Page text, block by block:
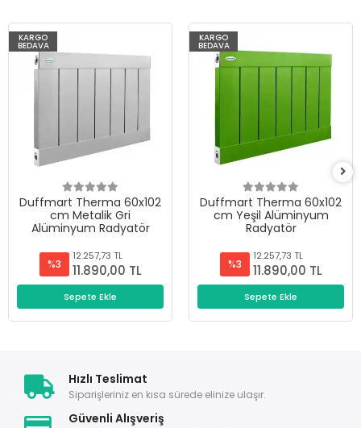
KARGO
BEDAVA
Duffmart Therma 60x102
cm Metalik Gri
Alüminyum Radyatör
%3
12.257,73 TL
11.890,00 TL
Sepete Ekle
KARGO
BEDAVA
Duffmart Therma 60x102
cm Yeşil Alüminyum
Radyatör
%3
12.257,73 TL
11.890,00 TL
Sepete Ekle
Hızlı Teslimat
Siparişleriniz en kısa sürede elinize ulaşır.
Güvenli Alışveriş